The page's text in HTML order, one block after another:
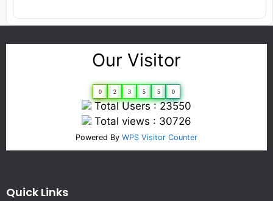
Our Visitor
0 2 3 5 5 0
Total Users : 23550
Total views : 30726
Powered By WPS Visitor Counter
Quick Links